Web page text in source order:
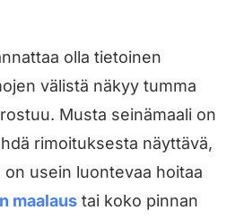
olla tietoinen
välistä näkyy tumma
Musta seinämaali on
rimoituksesta näyttävä,
on usein luontevaa hoitaa
maalaustai koko pinnan